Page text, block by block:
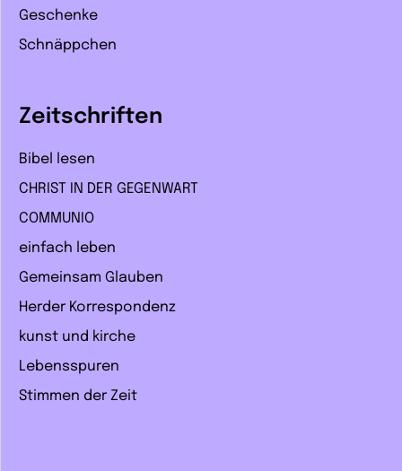
Geschenke
Schnäppchen
Zeitschriften
Bibel lesen
CHRIST IN DER GEGENWART
COMMUNIO
einfach leben
Gemeinsam Glauben
Herder Korrespondenz
kunst und kirche
Lebensspuren
Stimmen der Zeit